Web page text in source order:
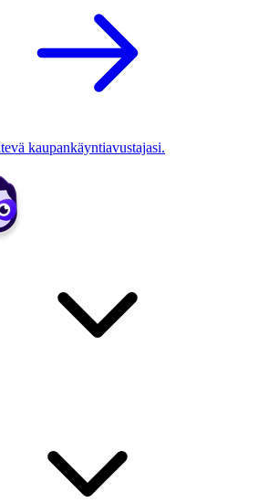
kaupankäyntiavustajasi.